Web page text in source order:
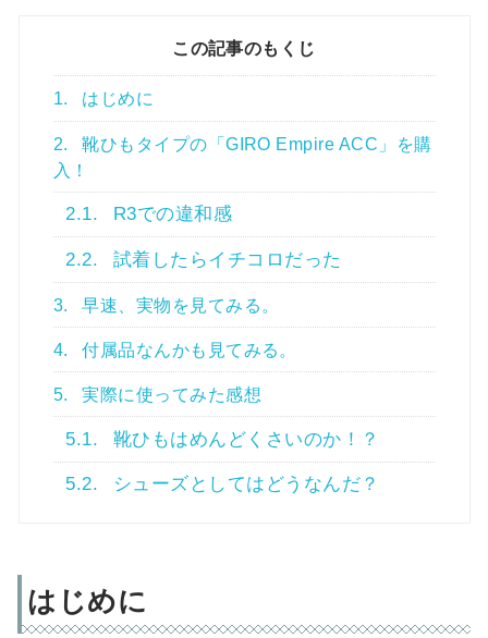
この記事のもくじ
1. はじめに
2.
靴ひもタイプの「GIRO Empire ACC」を購
入！
2.1. R3での違和感
2.2. 試着したらイチコロだった
3. 早速、実物を見てみる。
4. 付属品なんかも見てみる。
5. 実際に使ってみた感想
5.1. 靴ひもはめんどくさいのか！？
5.2. シューズとしてはどうなんだ？
はじめに